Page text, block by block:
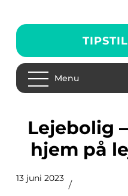
Menu
Lejebolig – find dit nye
hjem på
13 juni 2023